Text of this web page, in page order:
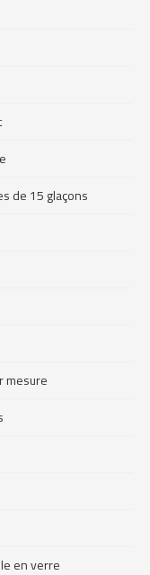
de 15 glaçons
mesure
en verre